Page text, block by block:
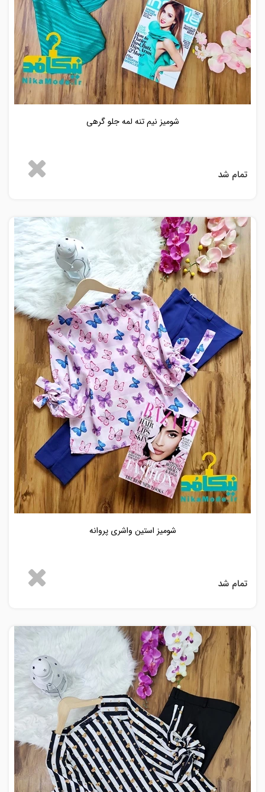
شومیز نیم تنه لمه جلو گرهی
تمام شد
شومیز استین واشری پروانه
تمام شد